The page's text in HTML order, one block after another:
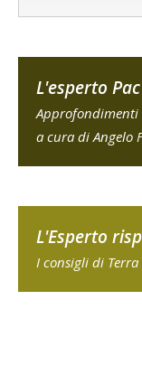
L'esperto
a cura di Angelo
L'Esperto
I consigli di